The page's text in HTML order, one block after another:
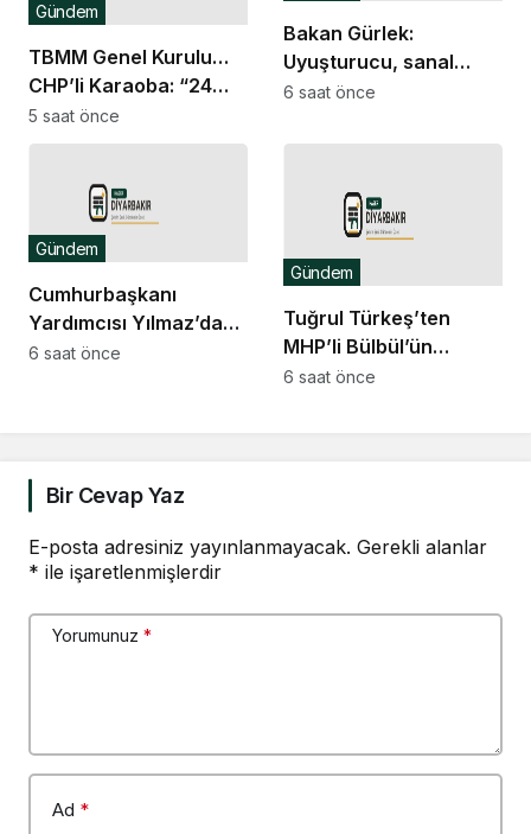
TBMM Genel Kurulu…
CHP’li Karaoba: “24
yıllık başarısızlığının
cezasının tamamını
ödetemezsiniz”
Gündem
5 saat önce
Bakan Gürlek:
Uyuşturucu, sanal
bahis ve sokak
mücadelede yeni bir
6 saat önce
Cumhurbaşkanı
Yardımcısı Yılmaz’dan
Demirtaş açıklaması:
Gündem
6 saat önce
Tuğrul Türkeş’ten
MHP’li Bülbül’ün
Ayyüce Türkeş Taş’a
Gündem
6 saat önce
Bir Cevap Yaz
E-posta adresiniz yayınlanmayacak. Gerekli alanlar
* ile işaretlenmişlerdir
Yorumunuz *
Ad *